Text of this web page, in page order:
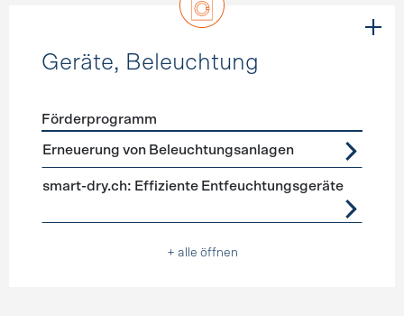
Geräte, Beleuchtung
Förderprogramme Geräte, Beleuchtung
Förderprogramm
Erneuerung von Beleuchtungsanlagen
smart-dry.ch: Effiziente Entfeuchtungsgeräte
+ alle öffnen